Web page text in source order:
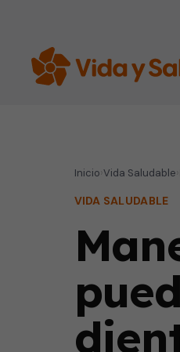
Inicio Vida Saludable
VIDA SALUDABLE